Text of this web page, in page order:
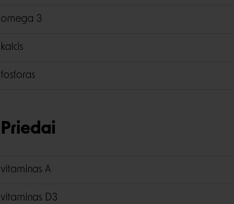
omega 3
kalcis
fosforas
Priedai
vitaminas A
vitaminas D3